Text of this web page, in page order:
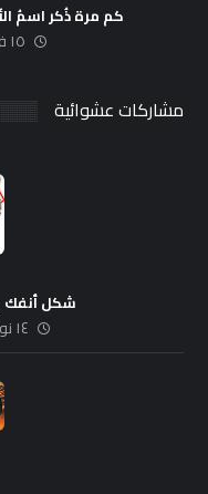
كم مرة ذُكر اسمُ
١٥ فبراير، ٢٠٢٥
مشاركات عشوائية
شكل أنفك
١٤ نوفمبر، ٢٠٢٤